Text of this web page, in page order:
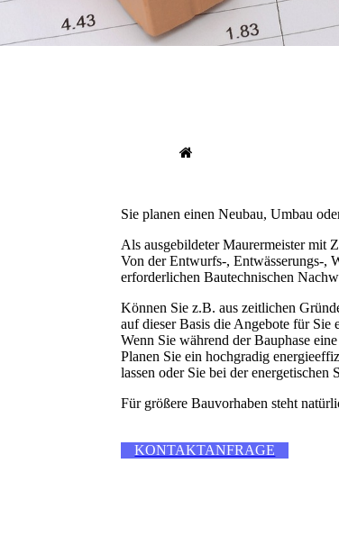
Sie planen einen Neubau, Umbau
Als ausgebildeter Maurermeister mit
Von der Entwurfs-, Entwässerungs-,
erforderlichen Bautechnischen
Können Sie z.B. aus zeitlichen
auf dieser Basis die Angebote für Sie
Wenn Sie während der Bauphase
Planen Sie ein hochgradig
lassen oder Sie bei der
Für größere Bauvorhaben steht
KONTAKTANFRAGE